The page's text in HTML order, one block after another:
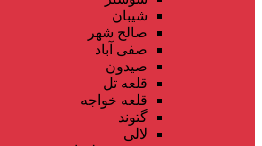
شیبان
صالح شهر
صفی آباد
صیدون
قلعه تل
قلعه خواجه
گتوند
لالی